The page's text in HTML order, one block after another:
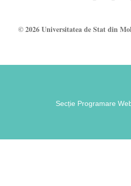
© 2026 Universitatea de Stat din
Secție Programare